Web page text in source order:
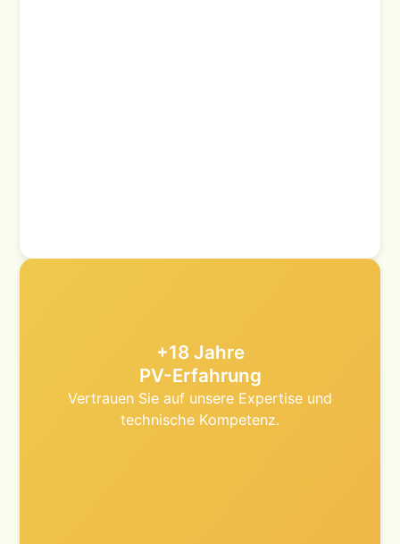
+18 Jahre
PV-Erfahrung
Vertrauen Sie auf unsere Expertise und
technische Kompetenz.